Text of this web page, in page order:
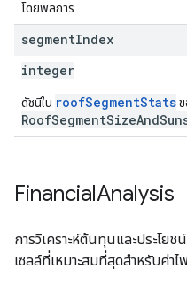
โดยพลการ
segmentIndex
integer
ดัชนีใน roofSegmentStats
FinancialAnalysis
การวิเคราะห์ต้นทุนและประโย
เซลล์ที่เหมาะสมที่สุดสำหรับค่า